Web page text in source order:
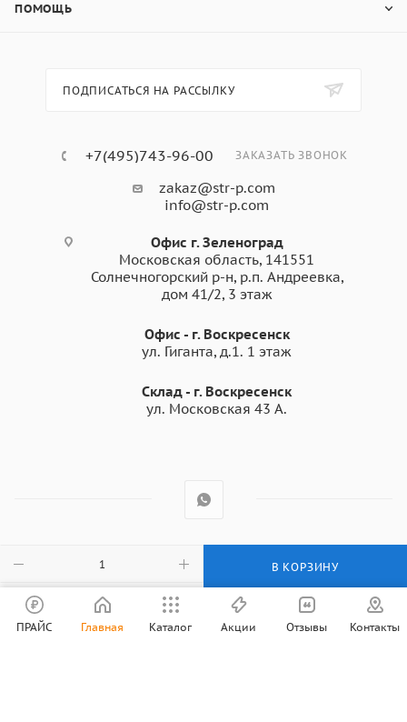
В КОРЗИНУ
ПОМОЩЬ
ПОДПИСАТЬСЯ НА РАССЫЛКУ
+7(495)743-96-00 ЗАКАЗАТЬ ЗВОНОК
zakaz@str-p.com
info@str-p.com
Офис г. Зеленоград
Московская область, 141551
Солнечногорский р-н, р.п. Андреевка,
дом 41/2, 3 этаж
Офис - г. Воскресенск
ул. Гиганта, д.1. 1 этаж
Склад - г. Воскресенск
ул. Московская 43 А.
2003 - 2026 © Все права защищены
ПРАЙС Главная Каталог Акции Отзывы Контакты